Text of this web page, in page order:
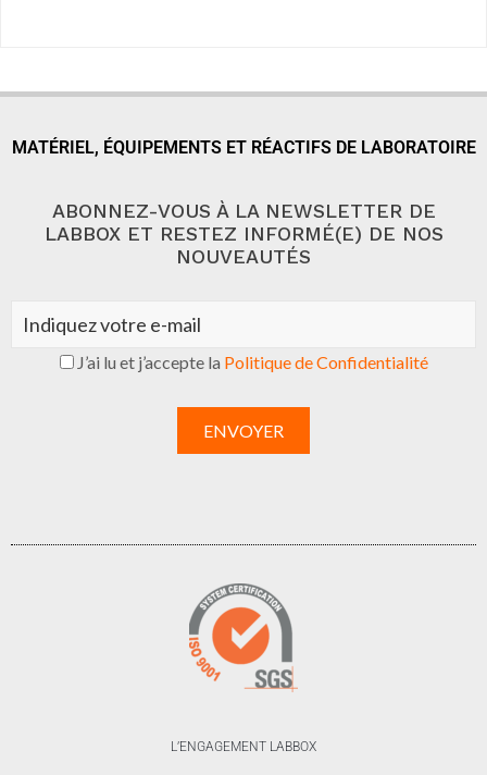
MATÉRIEL, ÉQUIPEMENTS ET RÉACTIFS DE LABORATOIRE
ABONNEZ-VOUS À LA NEWSLETTER DE
LABBOX ET RESTEZ INFORMÉ(E) DE NOS
NOUVEAUTÉS
J’ai lu et j’accepte la Politique de Confidentialité
L’ENGAGEMENT LABBOX